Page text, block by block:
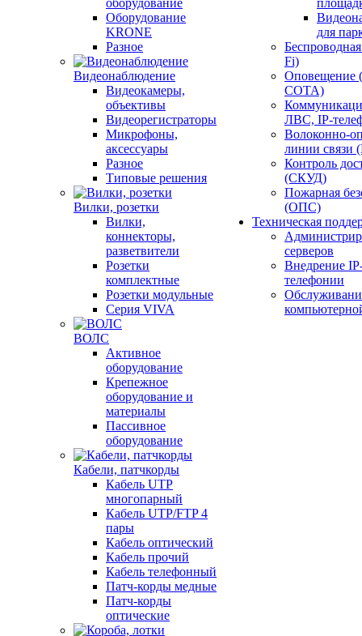
оборудование
Оборудование
KRONE
Разное
Видеонаблюдение
Видеокамеры,
объективы
Видеорегистраторы
Микрофоны,
аксессуары
Разное
Типовые решения
Вилки, розетки
Вилки,
коннекторы,
разветвители
Розетки
комплектные
Розетки модульные
Серия VIVA
ВОЛС
Активное
оборудование
Крепежное
оборудование и
материалы
Пассивное
оборудование
Кабели, патчкорды
Кабель UTP
многопарный
Кабель UTP/FTP 4
пары
Кабель оптический
Кабель прочий
Кабель телефонный
Патч-корды медные
Патч-корды
оптические
для
Fi)
СОТА)
ЛВС, IP-
Волоконно-
линии
Контроль
(СКУД)
Пожарная
(ОПС)
Техническая
серверов
Внедрение
телефонии